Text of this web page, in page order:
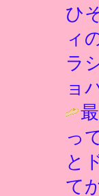
ひ
ィ
ラ
ョ
っ
と
て